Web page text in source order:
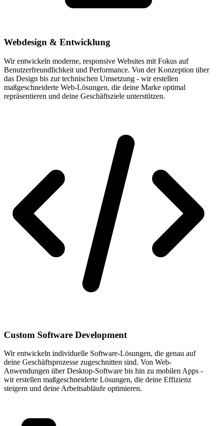
Webdesign & Entwicklung
Wir entwickeln moderne, responsive Websites mit Fokus auf
Benutzerfreundlichkeit und Performance. Von der Konzeption über
das Design bis zur technischen Umsetzung - wir erstellen
maßgeschneiderte Web-Lösungen, die deine Marke optimal
repräsentieren und deine Geschäftsziele unterstützen.
Custom Software Development
Wir entwickeln individuelle Software-Lösungen, die genau auf
deine Geschäftsprozesse zugeschnitten sind. Von Web-
Anwendungen über Desktop-Software bis hin zu mobilen Apps -
wir erstellen maßgeschneiderte Lösungen, die deine Effizienz
steigern und deine Arbeitsabläufe optimieren.